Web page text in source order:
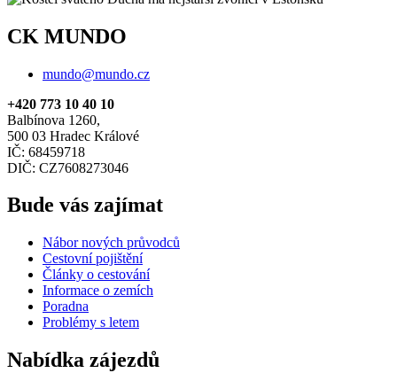
CK MUNDO
mundo@mundo.cz
+420 773 10 40 10
Balbínova 1260,
500 03 Hradec Králové
IČ: 68459718
DIČ: CZ7608273046
Bude vás zajímat
Nábor nových průvodců
Cestovní pojištění
Články o cestování
Informace o zemích
Poradna
Problémy s letem
Nabídka zájezdů